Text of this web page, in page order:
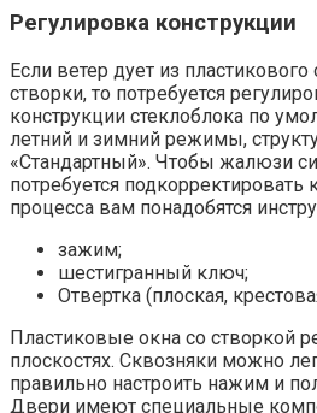
Регулировка конструкции
Если ветер дует из
створки, то потребуется
конструкции стеклоблока по
летний и зимний режимы,
«Стандартный». Чтобы жалюзи
потребуется подкорректировать
процесса вам понадобятся
зажим;
шестигранный ключ;
Отвертка (плоская,
Пластиковые окна со створкой
плоскостях. Сквозняки можно
правильно настроить нажим и
Двери имеют специальные